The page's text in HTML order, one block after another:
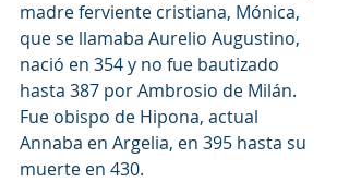
madre ferviente cristiana, Mónica,
que se llamaba Aurelio Augustino,
nació en 354 y no fue bautizado
hasta 387 por Ambrosio de Milán.
Fue obispo de Hipona, actual
Annaba en Argelia, en 395 hasta su
muerte en 430.